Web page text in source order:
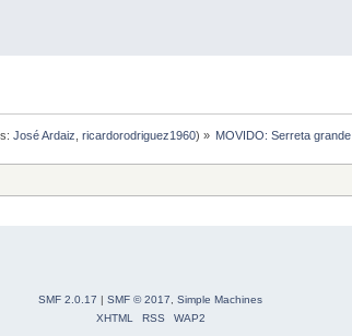
José Ardaiz ,ricardorodriguez1960) » MOVIDO: Serreta grande
SMF 2.0.17 | SMF © 2017, Simple Machines
XHTML
RSS WAP2